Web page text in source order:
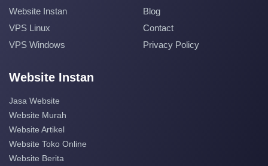
Website Instan
VPS Linux
VPS Windows
Blog
Contact
Privacy Policy
Website Instan
Jasa Website
Website Murah
Website Artikel
Website Toko Online
Website Berita